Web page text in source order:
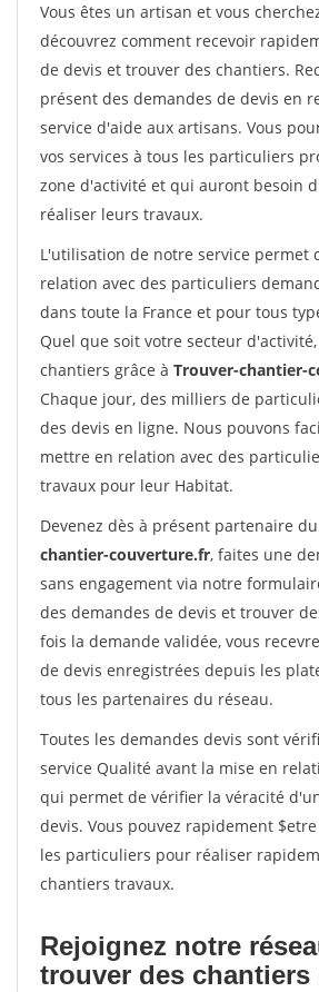
Vous êtes un artisan et vous
découvrez comment recevoir
de devis et trouver des chantiers.
présent des demandes de devis en
service d'aide aux artisans. Vous
vos services à tous les particuliers
zone d'activité et qui auront besoin
réaliser leurs travaux.
L'utilisation de notre service permet
relation avec des particuliers
dans toute la France et pour tous
Quel que soit votre secteur
chantiers grâce à Trouver-chantier-
Chaque jour, des milliers de
des devis en ligne. Nous pouvons
mettre en relation avec des
travaux pour leur Habitat.
Devenez dès à présent partenaire
chantier-couverture.fr, faites une
sans engagement via notre
des demandes de devis et trouver
fois la demande validée, vous
de devis enregistrées depuis les
tous les partenaires du réseau.
Toutes les demandes devis sont
service Qualité avant la mise en
qui permet de vérifier la véracité
devis. Vous pouvez rapidement
les particuliers pour réaliser
chantiers travaux.
Rejoignez notre
trouver des chantiers